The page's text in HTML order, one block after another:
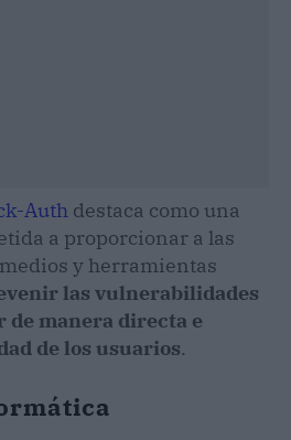
Auth destaca como una
a proporcionar a las
y herramientas
las vulnerabilidades
de manera directa e
de los usuarios.